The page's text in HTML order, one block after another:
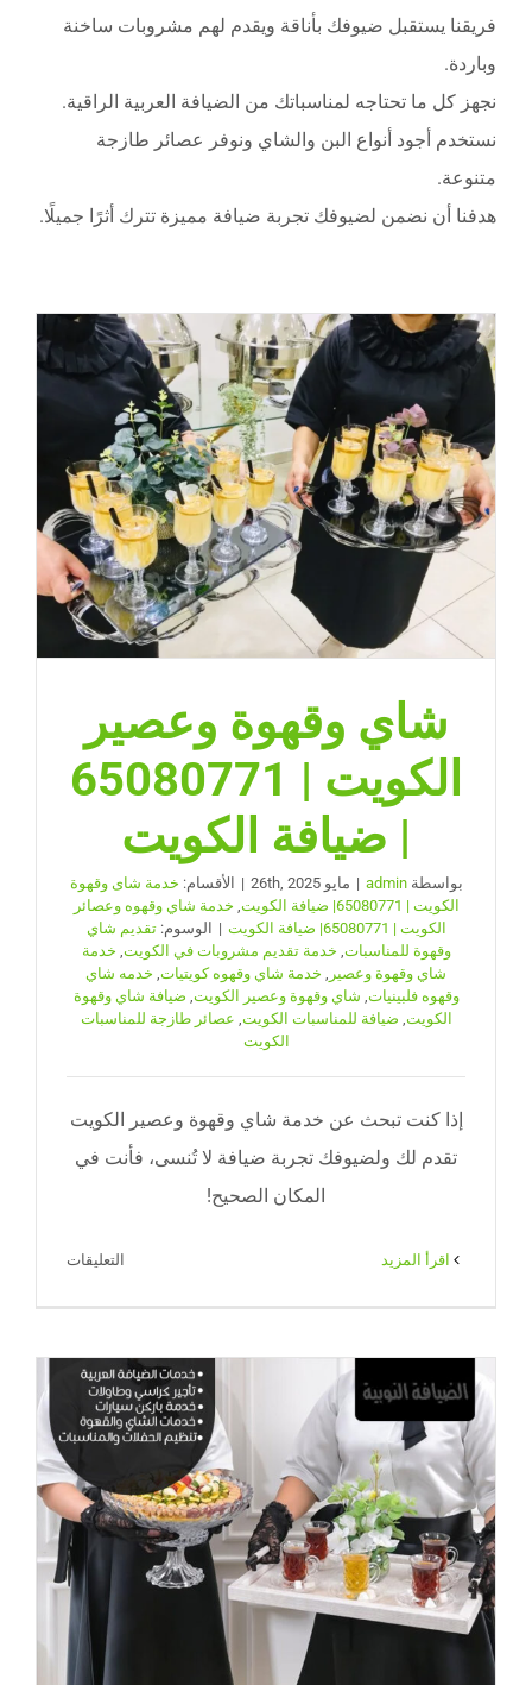
فريقنا يستقبل ضيوفك بأناقة ويقدم لهم مشروبات ساخنة
وباردة.
نجهز كل ما تحتاجه لمناسباتك من الضيافة العربية الراقية.
نستخدم أجود أنواع البن والشاي ونوفر عصائر طازجة
متنوعة.
هدفنا أن نضمن لضيوفك تجربة ضيافة مميزة تترك أثرًا جميلًا.
شاي وقهوة وعصير
الكويت | 65080771
| ضيافة الكويت
بواسطةadmin
| مايو 26th, 2025 | الأقسام: خدمة شاى وقهوة
الكويت | 65080771| ضيافة الكويت
, خدمة شاي وقهوه وعصائر
الكويت | 65080771| ضيافة الكويت
| الوسوم:تقديم شاي
وقهوة للمناسبات, خدمة تقديم مشروبات في الكويت, خدمة
شاي وقهوة وعصير , خدمة شاي وقهوه كويتيات, خدمه شاي
وقهوه فلبينيات, شاي وقهوة وعصير الكويت, ضيافة شاي وقهوة
الكويت, ضيافة للمناسبات الكويت, عصائر طازجة للمناسبات
الكويت
إذا كنت تبحث عن خدمة شاي وقهوة وعصير الكويت
تقدم لك ولضيوفك تجربة ضيافة لا تُنسى، فأنت في
المكان الصحيح!
التعليقات
الكويت
65080771
|
ضيافة
الكويت
مغلقة